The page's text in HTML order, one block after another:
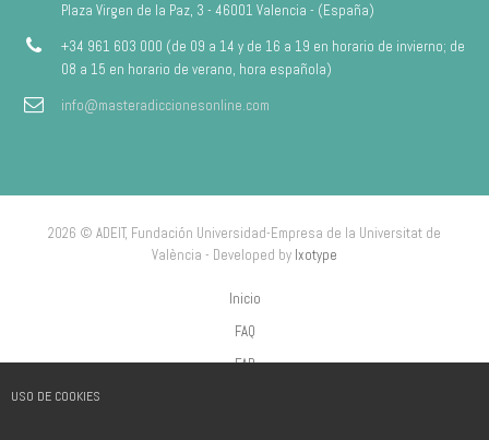
USO DE COOKIES
Plaza Virgen de la Paz, 3 - 46001 Valencia - (España)
+34 961 603 000 (de 09 a 14 y de 16 a 19 en horario de invierno; de
08 a 15 en horario de verano, hora española)
info@masteradiccionesonline.com
2026 © ADEIT, Fundación Universidad-Empresa de la Universitat de
València - Developed by Ixotype
Inicio
FAQ
FAP